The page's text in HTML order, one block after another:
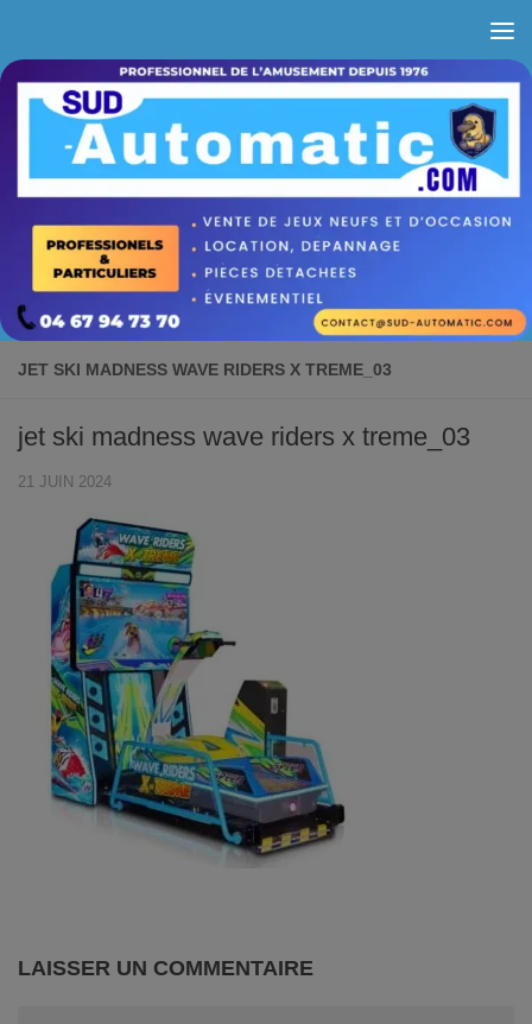
JET SKI MADNESS WAVE RIDERS X TREME_03
jet ski madness wave riders x treme_03
21 JUIN 2024
LAISSER UN COMMENTAIRE